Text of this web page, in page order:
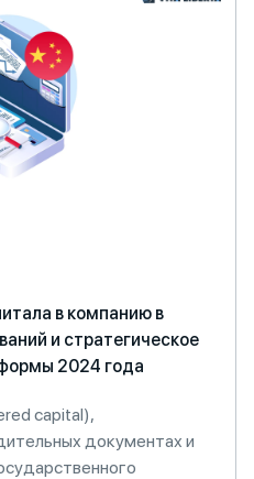
в компанию в
и стратегическое
2024 года
capital),
документах и